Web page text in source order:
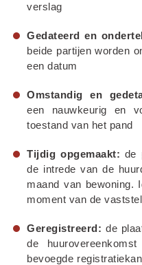
verslag
Gedateerd en
beide partijen worden
een datum
Omstandig en
een nauwkeurig en
toestand van het pand
Tijdig opgemaakt: de
de intrede van de
maand van bewoning.
moment van de
Geregistreerd: de
de
bevoegde